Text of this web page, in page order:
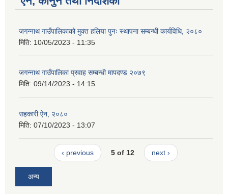
जगन्नाथ गाउँपालिकाको मुक्त हलिया पुनः स्थापना सम्बन्धी कार्यविधि, २०८०
मिति: 10/05/2023 - 11:35
जगन्नाथ गाउँपालिका प्रवाह सम्बन्धी मापदण्ड २०७९
मिति: 09/14/2023 - 14:15
सहकारी ऐन, २०८०
मिति: 07/10/2023 - 13:07
‹ previous 5 of 12 next ›
अन्य